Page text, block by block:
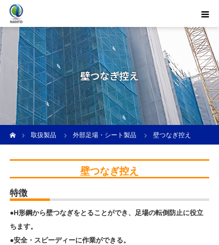
壁つなぎ控え
取扱製品
外部足場・シート製品 壁つなぎ控え
壁つなぎ控え
特徴
●H形鋼から壁つなぎをとることができ、足場の転倒防止に役立
ちます。
●安全・スピーディーに作業ができる。